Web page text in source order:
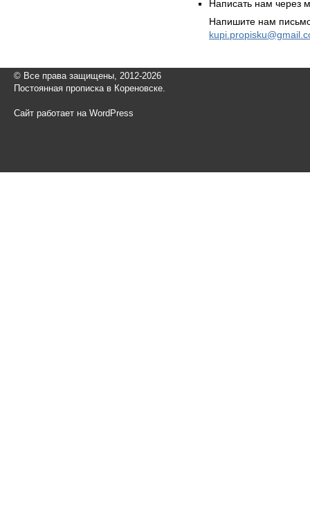
Написать нам через
Напишите нам
© Все права защищены, 2012-2026
Постоянная прописка в Кореновске.
Сайт работает на WordPress